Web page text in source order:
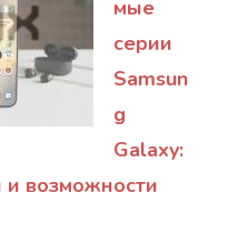
мые
серии
Samsun
g
Galaxy:
возможности